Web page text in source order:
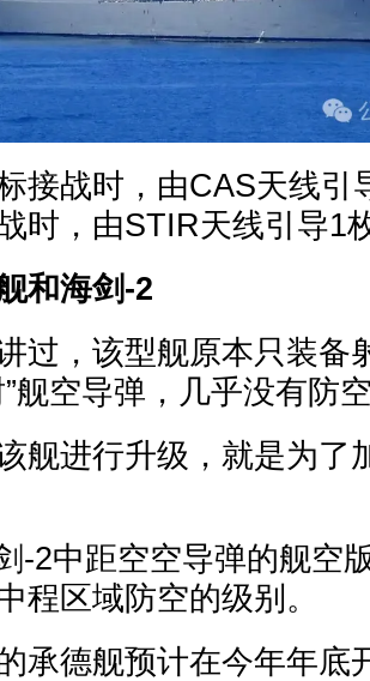
接战时，由CAS天线引
时，由STIR天线引导1
和海剑-2
过，该型舰原本只装备
舰空导弹，几乎没有防
舰进行升级，就是为了
-2中距空空导弹的舰空
程区域防空的级别。
承德舰预计在今年年底